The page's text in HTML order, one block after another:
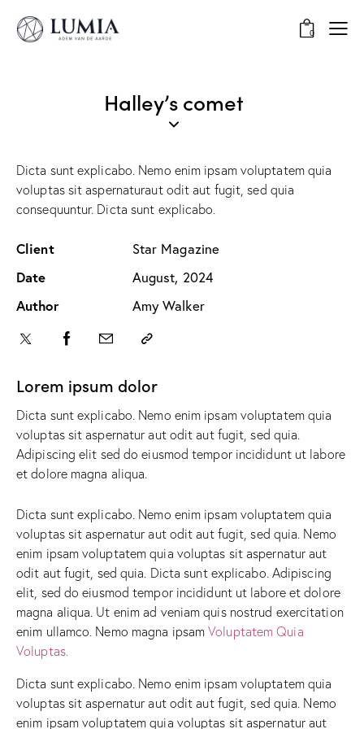
0
Halley’s comet
Dicta sunt explicabo. Nemo enim ipsam voluptatem quia
voluptas sit aspernaturaut odit aut fugit, sed quia
consequuntur. Dicta sunt explicabo.
Client
Star Magazine
Date
August, 2024
Author
Amy Walker
Lorem ipsum dolor
Dicta sunt explicabo. Nemo enim ipsam voluptatem quia
voluptas sit aspernatur aut odit aut fugit, sed quia.
Adipiscing elit sed do eiusmod tempor incididunt ut labore
et dolore magna aliqua.
Dicta sunt explicabo. Nemo enim ipsam voluptatem quia
voluptas sit aspernatur aut odit aut fugit, sed quia. Nemo
enim ipsam voluptatem quia voluptas sit aspernatur aut
odit aut fugit, sed quia. Dicta sunt explicabo. Adipiscing
elit, sed do eiusmod tempor incididunt ut labore et dolore
magna aliqua. Ut enim ad veniam quis nostrud exercitation
enim ullamco. Nemo magna ipsamVoluptatem Quia
Voluptas.
Dicta sunt explicabo. Nemo enim ipsam voluptatem quia
voluptas sit aspernatur aut odit aut fugit, sed quia. Nemo
enim ipsam voluptatem quia voluptas sit aspernatur aut